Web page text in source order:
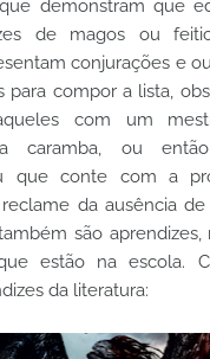
demonstram que
de magos ou
conjurações e
para compor a lista,
com um
caramba, ou
que conte com a
da ausência
são
estão na escola.
da literatura: